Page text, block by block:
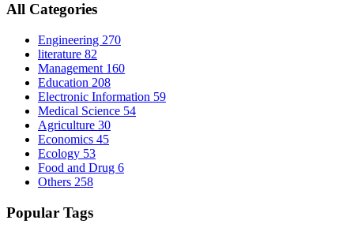
All Categories
Engineering 270
literature 82
Management 160
Education 208
Electronic Information 59
Medical Science 54
Agriculture 30
Economics 45
Ecology 53
Food and Drug 6
Others 258
Popular Tags